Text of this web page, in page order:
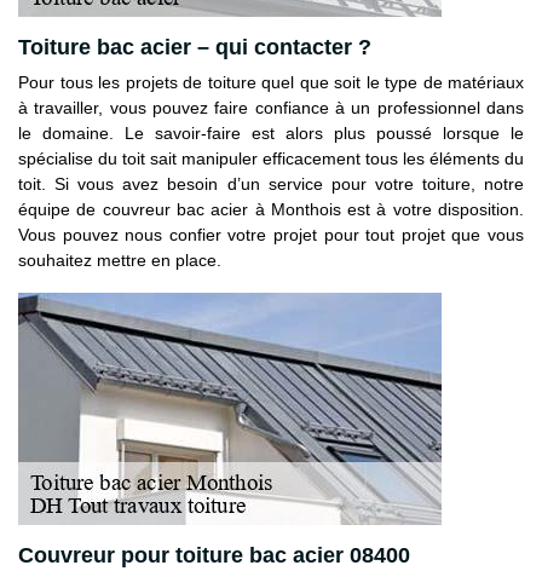
Toiture bac acier – qui contacter ?
Pour tous les projets de toiture quel que soit le type de matériaux
à travailler, vous pouvez faire confiance à un professionnel dans
le domaine. Le savoir-faire est alors plus poussé lorsque le
spécialise du toit sait manipuler efficacement tous les éléments du
toit. Si vous avez besoin d’un service pour votre toiture, notre
équipe de couvreur bac acier à Monthois est à votre disposition.
Vous pouvez nous confier votre projet pour tout projet que vous
souhaitez mettre en place.
Couvreur pour toiture bac acier 08400